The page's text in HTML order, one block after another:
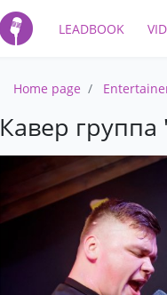
LEADBOOK
Home page
Кавер